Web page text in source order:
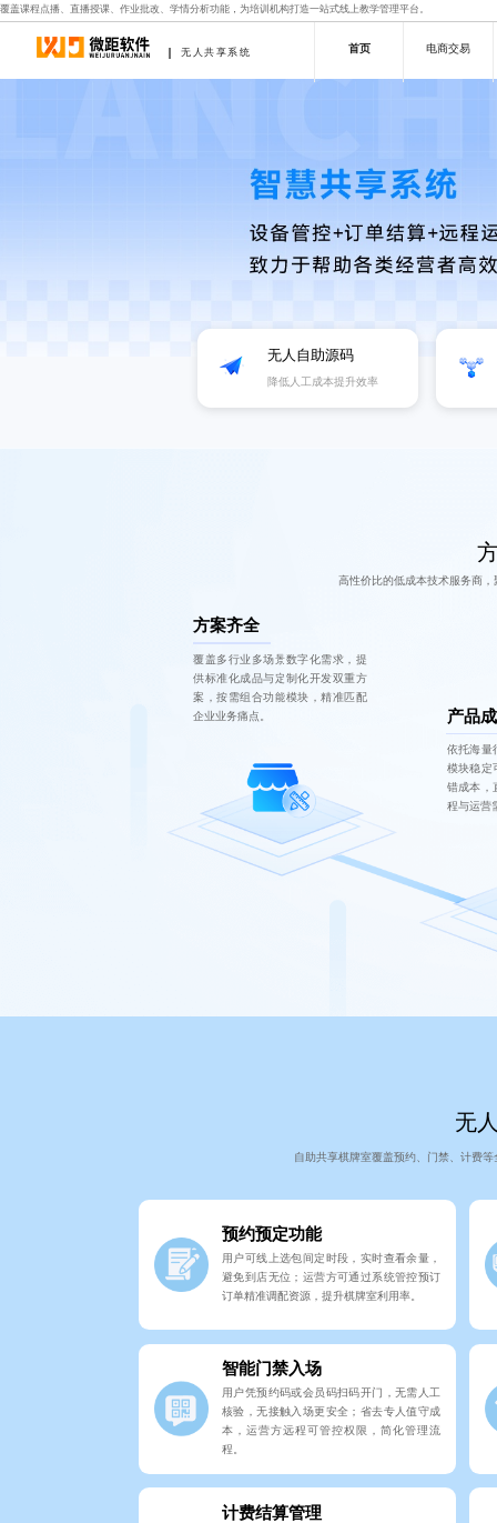
覆盖课程点播、直播授课、作业批改、学情分析功能，为培训机构打造一站式线上教学管理平台。
无人共享系统 首页 电商交易
无人自助源码
降低人工成本提升效率
高性价比的低成本技术服务商
方案齐全
覆盖多行业多场景数字化需求，提
供标准化成品与定制化开发双重方
案，按需组合功能模块，精准匹配
企业业务痛点。
产品
依托海量
模块稳定
错成本，
程与运营
无
自助共享棋牌室覆盖预约、门禁、计费
预约预定功能
用户可线上选包间定时段，实时查看余量，
避免到店无位；运营方可通过系统管控预订
订单精准调配资源，提升棋牌室利用率。
智能门禁入场
用户凭预约码或会员码扫码开门，无需人工
核验，无接触入场更安全；省去专人值守成
本，运营方远程可管控权限，简化管理流
程。
计费结算管理